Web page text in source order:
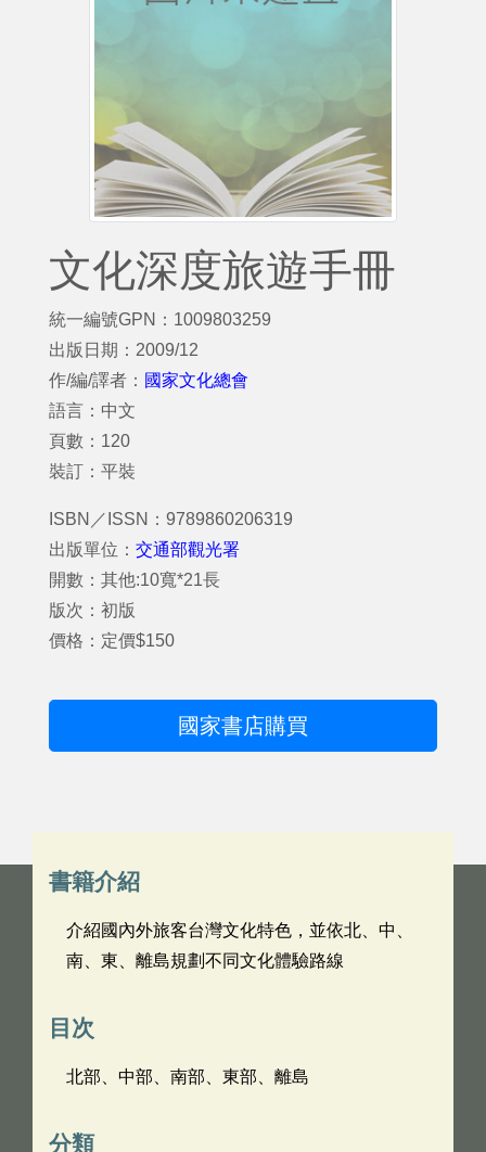
文化深度旅遊手冊
統一編號GPN：1009803259
出版日期：2009/12
作/編/譯者： 國家文化總會
語言：中文
頁數：120
裝訂：平裝
ISBN／ISSN：9789860206319
出版單位： 交通部觀光署
開數：其他:10寬*21長
版次：初版
價格：定價$150
國家書店購買
書籍介紹
介紹國內外旅客台灣文化特色，並依北、中、
南、東、離島規劃不同文化體驗路線
目次
北部、中部、南部、東部、離島
分類